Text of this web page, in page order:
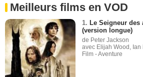
Meilleurs films en VOD
1. Le Seigneur des
(version longue)
de Peter Jackson
avec Elijah Wood, Ian
Film - Aventure